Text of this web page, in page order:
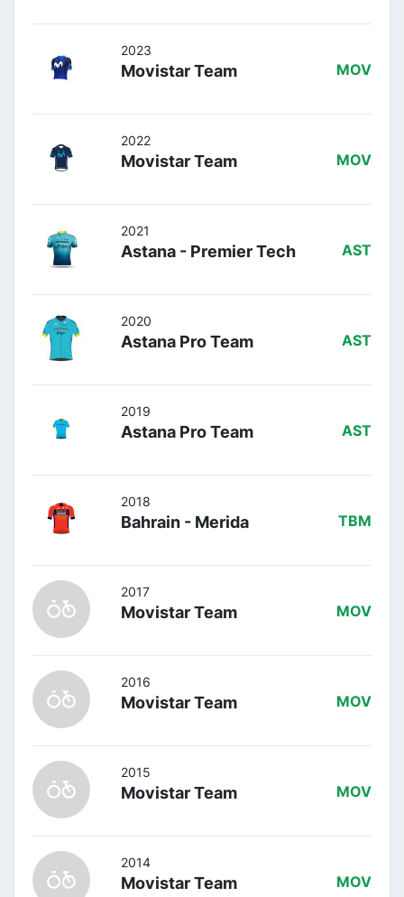
2023
Movistar Team MOV
2022
Movistar Team MOV
2021
Astana - Premier Tech AST
2020
Astana Pro Team AST
2019
Astana Pro Team AST
2018
Bahrain - Merida TBM
2017
Movistar Team MOV
2016
Movistar Team MOV
2015
Movistar Team MOV
2014
Movistar Team MOV